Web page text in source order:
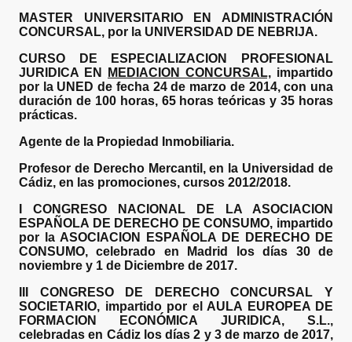
MASTER UNIVERSITARIO EN ADMINISTRACIÓN
CONCURSAL, por la UNIVERSIDAD DE NEBRIJA.
CURSO DE ESPECIALIZACION PROFESIONAL
JURIDICA EN
MEDIACION CONCURSAL, impartido
por la UNED de fecha 24 de marzo de 2014, con una
duración de 100 horas, 65 horas teóricas y 35 horas
prácticas.
Agente de la Propiedad Inmobiliaria.
Profesor de Derecho Mercantil, en la Universidad de
Cádiz, en las promociones, cursos 2012/2018.
I CONGRESO NACIONAL DE LA ASOCIACION
ESPAÑOLA DE DERECHO DE CONSUMO, impartido
por la ASOCIACION ESPAÑOLA DE DERECHO DE
CONSUMO, celebrado en Madrid los días 30 de
noviembre y 1 de Diciembre de 2017.
III CONGRESO DE DERECHO CONCURSAL Y
SOCIETARIO, impartido por el AULA EUROPEA DE
FORMACION ECONÓMICA JURIDICA, S.L.,
celebradas en Cádiz los días 2 y 3 de marzo de 2017,